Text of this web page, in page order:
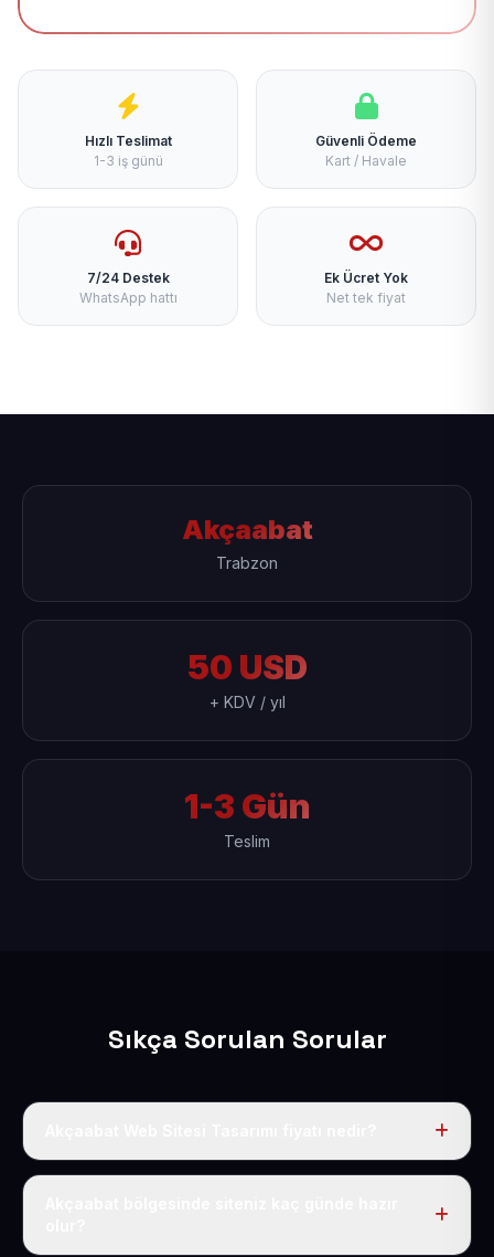
Hızlı Teslimat
1-3 iş günü
Güvenli Ödeme
Kart / Havale
7/24 Destek
WhatsApp hattı
Ek Ücret Yok
Net tek fiyat
Akçaabat
Trabzon
50 USD
+ KDV / yıl
1-3 Gün
Teslim
Sıkça Sorulan Sorular
Tek fiyat uygulanır: yıllık 50 USD + KDV. Bu bedele alan